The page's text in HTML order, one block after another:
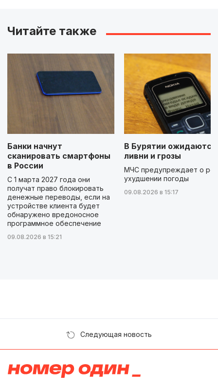
Читайте также
Банки начнут
сканировать смартфоны
в России
С 1 марта 2027 года они
получат право блокировать
денежные переводы, если на
устройстве клиента будет
обнаружено вредоносное
программное обеспечение
09.08.2026 в 15:21
В Бурятии ожидаются
ливни и грозы
МЧС предупреждает о
ухудшении погоды
09.08.2026 в 15:17
Следующая новость